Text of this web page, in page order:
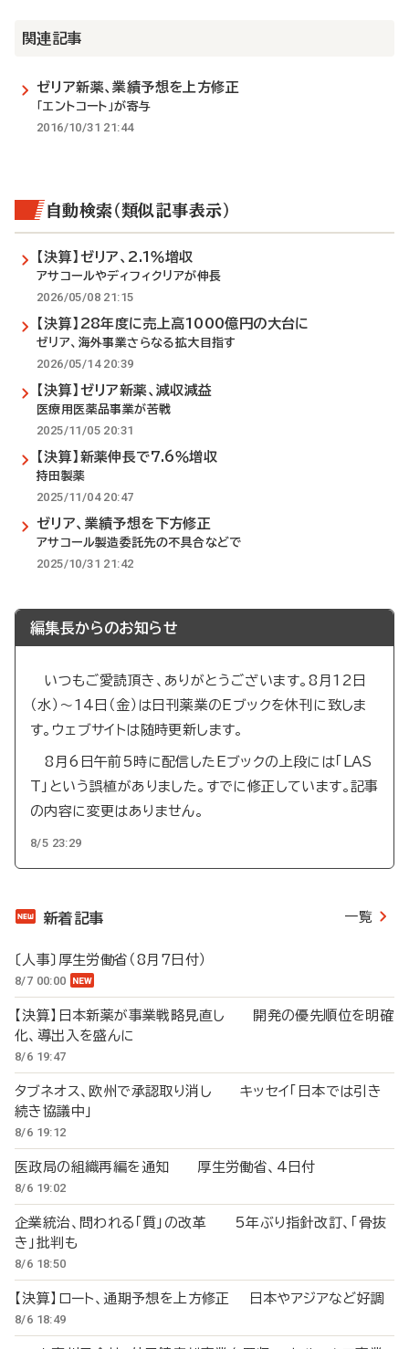
関連記事
ゼリア新薬、業績予想を上方修正
「エントコート」が寄与
2016/10/31 21:44
自動検索（類似記事表示）
【決算】ゼリア、2.1％増収
アサコールやディフィクリアが伸長
2026/05/08 21:15
【決算】28年度に売上高1000億円の大台に
ゼリア、海外事業さらなる拡大目指す
2026/05/14 20:39
【決算】ゼリア新薬、減収減益
医療用医薬品事業が苦戦
2025/11/05 20:31
【決算】新薬伸長で7.6％増収
持田製薬
2025/11/04 20:47
ゼリア、業績予想を下方修正
アサコール製造委託先の不具合などで
2025/10/31 21:42
編集長からのお知らせ
いつもご愛読頂き、ありがとうございます。8月12日
（水）～14日（金）は日刊薬業のEブックを休刊に致しま
す。ウェブサイトは随時更新します。
8月6日午前5時に配信したEブックの上段には「LAS
T」という誤植がありました。すでに修正しています。記事
の内容に変更はありません。
8/5 23:29
新着記事 一覧
〔人事〕厚生労働省（8月7日付）
8/7 00:00
【決算】日本新薬が事業戦略見直し 開発の優先順位を明確
化、導出入を盛んに
8/6 19:47
タブネオス、欧州で承認取り消し キッセイ「日本では引き
続き協議中」
8/6 19:12
医政局の組織再編を通知 厚生労働省、4日付
8/6 19:02
企業統治、問われる「質」の改革 5年ぶり指針改訂、「骨抜
き」批判も
8/6 18:50
【決算】ロート、通期予想を上方修正 日本やアジアなど好調
8/6 18:49